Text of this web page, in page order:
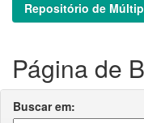
Repositório de
Página de
Buscar em: